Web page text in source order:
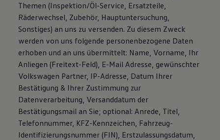
Themen (Inspektion/Öl-Service, Ersatzteile,
Räderwechsel, Zubehör, Hauptuntersuchung,
Sonstiges) an uns zu versenden. Zu diesem Zweck
werden von uns folgende personenbezogene Daten
erhoben und an uns übermittelt: Name, Vorname, Ihr
Anliegen (Freitext-Feld), E-Mail Adresse, gewünschter
Volkswagen Partner, IP-Adresse, Datum Ihrer
Bestätigung & Ihrer Zustimmung zur
Datenverarbeitung, Versanddatum der
Bestätigungsmail an Sie; optional: Anrede, Titel,
Telefonnummer, KFZ-Kennzeichen, Fahrzeug-
Identifizierungsnummer (FIN), Erstzulassungsdatum,